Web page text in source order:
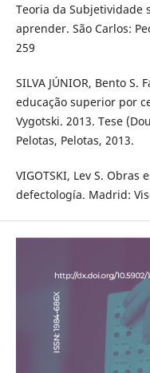
Teoria da Subjetividade
aprender. São Carlos:
259
SILVA JÚNIOR, Bento S.
educação superior por
Vygotski. 2013. Tese
Pelotas, Pelotas, 2013.
VIGOTSKI, Lev S.
defectología. Madrid: